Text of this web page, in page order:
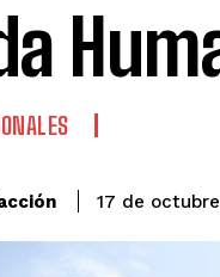
17 de